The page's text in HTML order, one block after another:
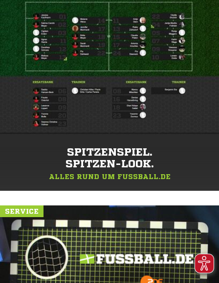
SPITZENSPIEL.
SPITZEN-LOOK.
ALLES RUND UM FUSSBALL.DE
SERVICE